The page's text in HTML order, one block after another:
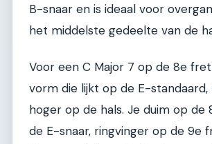
B-snaar en is ideaal voor
het middelste gedeelte van de
Voor een C Major 7 op de 8e
vorm die lijkt op de E-standaard,
hoger op de hals. Je duim op de
de E-snaar, ringvinger op de 9e